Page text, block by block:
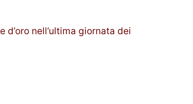
nell’ultima giornata dei